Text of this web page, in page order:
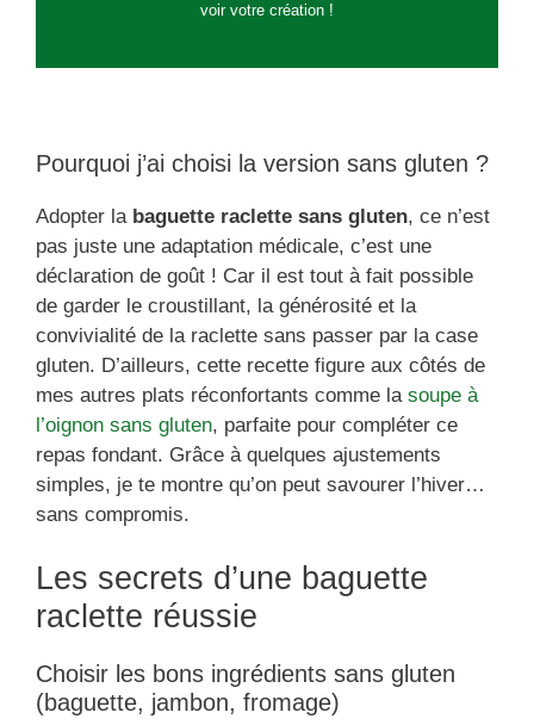
voir votre création !
Pourquoi j’ai choisi la version sans gluten ?
Adopter la baguette raclette sans gluten, ce n’est
pas juste une adaptation médicale, c’est une
déclaration de goût ! Car il est tout à fait possible
de garder le croustillant, la générosité et la
convivialité de la raclette sans passer par la case
gluten. D’ailleurs, cette recette figure aux côtés de
mes autres plats réconfortants comme la soupe à
l’oignon sans gluten, parfaite pour compléter ce
repas fondant. Grâce à quelques ajustements
simples, je te montre qu’on peut savourer l’hiver…
sans compromis.
Les secrets d’une baguette
raclette réussie
Choisir les bons ingrédients sans gluten
(baguette, jambon, fromage)